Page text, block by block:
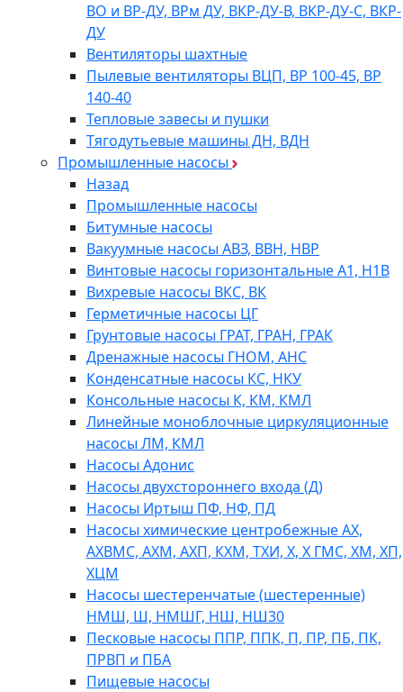
ВО и ВР-ДУ, ВРм ДУ, ВКР-ДУ-В, ВКР-ДУ-С, ВКР-
ДУ
Вентиляторы шахтные
Пылевые вентиляторы ВЦП, ВР 100-45, ВР
140-40
Тепловые завесы и пушки
Тягодутьевые машины ДН, ВДН
Промышленные насосы
Назад
Промышленные насосы
Битумные насосы
Вакуумные насосы АВЗ, ВВН, НВР
Винтовые насосы горизонтальные А1, Н1В
Вихревые насосы ВКС, ВК
Герметичные насосы ЦГ
Грунтовые насосы ГРАТ, ГРАН, ГРАК
Дренажные насосы ГНОМ, АНС
Конденсатные насосы КС, НКУ
Консольные насосы К, КМ, КМЛ
Линейные моноблочные циркуляционные
насосы ЛМ, КМЛ
Насосы Адонис
Насосы двухстороннего входа (Д)
Насосы Иртыш ПФ, НФ, ПД
Насосы химические центробежные АХ,
АХВМС, АХМ, АХП, КХМ, ТХИ, Х, Х ГМС, ХМ, ХП,
ХЦМ
Насосы шестеренчатые (шестеренные)
НМШ, Ш, НМШГ, НШ, НШ30
Песковые насосы ППР, ППК, П, ПР, ПБ, ПК,
ПРВП и ПБА
Пищевые насосы